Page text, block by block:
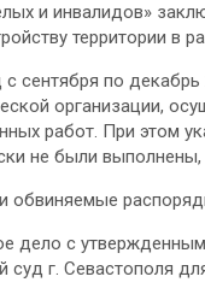
и инвалидов»
территории в
с сентября по
организации,
работ. При этом
не были
обвиняемые
дело с
суд г. Севастополя